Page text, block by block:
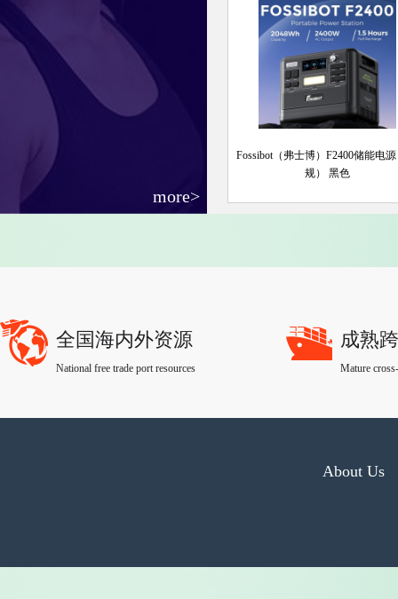
more>
Fossibot（弗士博）F2400储能电
规） 黑色
全国海内外资源
National free trade port resources
成熟
Mature
About Us